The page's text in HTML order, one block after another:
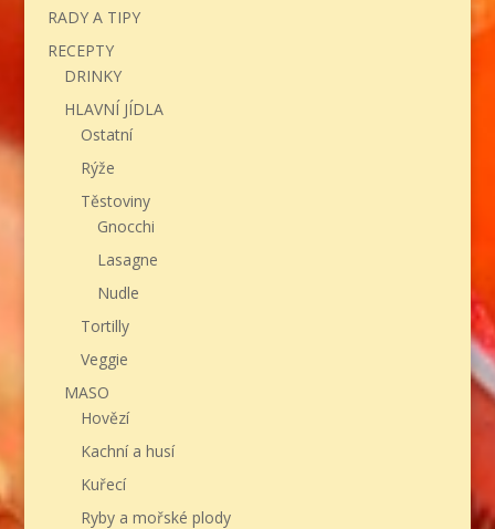
RADY A TIPY
RECEPTY
DRINKY
HLAVNÍ JÍDLA
Ostatní
Rýže
Těstoviny
Gnocchi
Lasagne
Nudle
Tortilly
Veggie
MASO
Hovězí
Kachní a husí
Kuřecí
Ryby a mořské plody